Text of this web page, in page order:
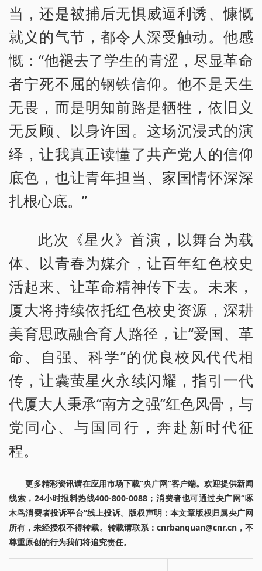
当，还是被捕后无惧威逼利诱、慷慨
就义的气节，都令人深受触动。他感
慨：“他褪去了学生的青涩，尽显革命
者宁死不屈的钢铁信仰。他不是天生
无畏，而是明知前路是牺牲，依旧义
无反顾、以身许国。这场沉浸式的演
绎，让我真正读懂了共产党人的信仰
底色，也让青年担当、家国情怀深深
扎根心底。”
此次《星火》首演，以舞台为载
体、以青春为媒介，让百年红色校史
活起来、让革命精神传下去。未来，
厦大将持续依托红色校史资源，深耕
美育思政融合育人路径，让“爱国、革
命、自强、科学”的优良校风代代相
传，让囊萤星火永续闪耀，指引一代
代厦大人秉承“南方之强”红色风骨，与
党同心、与国同行，奔赴新时代征
程。
更多精彩资讯请在应用市场下载“央广网”客户端。欢迎提供新闻
线索，24小时报料热线400-800-0088；消费者也可通过央广网“啄
木鸟消费者投诉平台”线上投诉。版权声明：本文章版权归属央广网
所有，未经授权不得转载。转载请联系：cnrbanquan@cnr.cn，不
尊重原创的行为我们将追究责任。